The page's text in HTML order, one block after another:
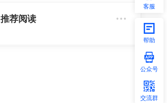
客服
帮助
公众号
交流群
推荐阅读